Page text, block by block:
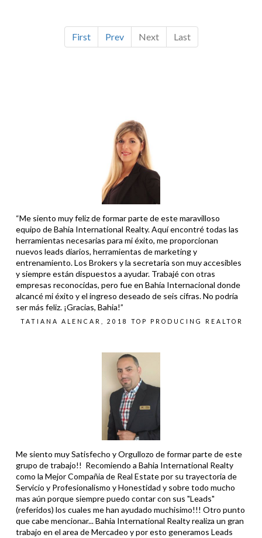
First Prev Next Last
“Me siento muy feliz de formar parte de este maravilloso
equipo de Bahia International Realty. Aquí encontré todas las
herramientas necesarias para mi éxito, me proporcionan
nuevos leads diarios, herramientas de marketing y
entrenamiento. Los Brokers y la secretaria son muy accesibles
y siempre están dispuestos a ayudar. Trabajé con otras
empresas reconocidas, pero fue en Bahía Internacional donde
alcancé mi éxito y el ingreso deseado de seis cifras. No podría
ser más feliz. ¡Gracias, Bahia!”
TATIANA ALENCAR, 2018 TOP PRODUCING REALTOR
Me siento muy Satisfecho y Orgullozo de formar parte de este
grupo de trabajo!! Recomiendo a Bahia International Realty
como la Mejor Compañia de Real Estate por su trayectoria de
Servicio y Profesionalismo y Honestidad y sobre todo mucho
mas aún porque siempre puedo contar con sus "Leads"
(referidos) los cuales me han ayudado muchisimo!!! Otro punto
que cabe mencionar... Bahia International Realty realiza un gran
trabajo en el area de Mercadeo y por esto generamos Leads